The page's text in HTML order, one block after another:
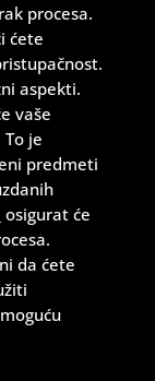
procesa.
ćete
aspekti.
vaše
je
predmeti
osigurat će
da ćete